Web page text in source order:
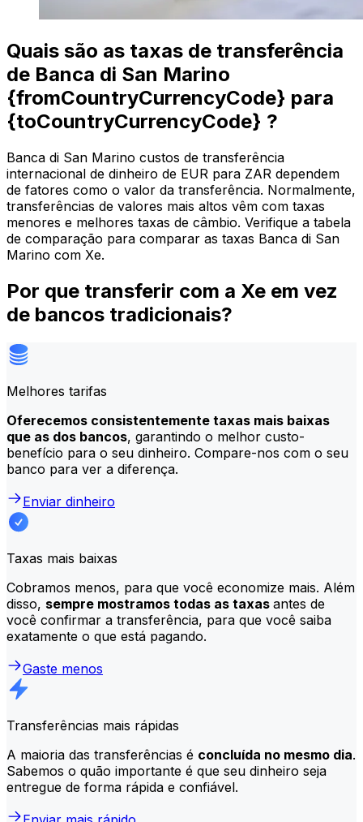
Quais são as taxas de transferência
de Banca di San Marino
{fromCountryCurrencyCode} para
{toCountryCurrencyCode} ?
Banca di San Marino custos de transferência
internacional de dinheiro de EUR para ZAR dependem
de fatores como o valor da transferência. Normalmente,
transferências de valores mais altos vêm com taxas
menores e melhores taxas de câmbio. Verifique a tabela
de comparação para comparar as taxas Banca di San
Marino com Xe.
Por que transferir com a Xe em vez
de bancos tradicionais?
Melhores tarifas
Oferecemos consistentemente taxas mais baixas
que as dos bancos, garantindo o melhor custo-
benefício para o seu dinheiro. Compare-nos com o seu
banco para ver a diferença.
Enviar dinheiro
Taxas mais baixas
Cobramos menos, para que você economize mais. Além
disso, sempre mostramos todas as taxas antes de
você confirmar a transferência, para que você saiba
exatamente o que está pagando.
Gaste menos
Transferências mais rápidas
A maioria das transferências é concluída no mesmo dia.
Sabemos o quão importante é que seu dinheiro seja
entregue de forma rápida e confiável.